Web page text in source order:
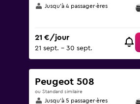
Jusqu’à 4 passager·ères
21 €/jour
21 sept. - 30 sept.
Peugeot 508
ou Standard similaire
Jusqu’à 5 passager·ères